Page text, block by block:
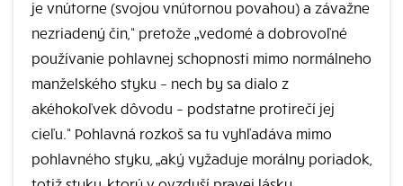
je vnútorne (svojou vnútornou povahou) a závažne
nezriadený čin,“ pretože „vedomé a dobrovoľné
používanie pohlavnej schopnosti mimo normálneho
manželského styku – nech by sa dialo z
akéhokoľvek dôvodu – podstatne protirečí jej
cieľu.“ Pohlavná rozkoš sa tu vyhľadáva mimo
pohlavného styku, „aký vyžaduje morálny poriadok,